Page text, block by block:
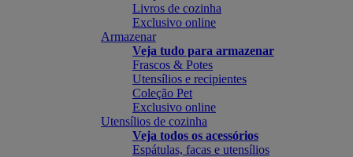
Livros de cozinha
Exclusivo online
Armazenar
Veja tudo para armazenar
Frascos & Potes
Utensílios e recipientes
Coleção Pet
Exclusivo online
Utensílios de cozinha
Veja todos os acessórios
Espátulas, facas e utensílios